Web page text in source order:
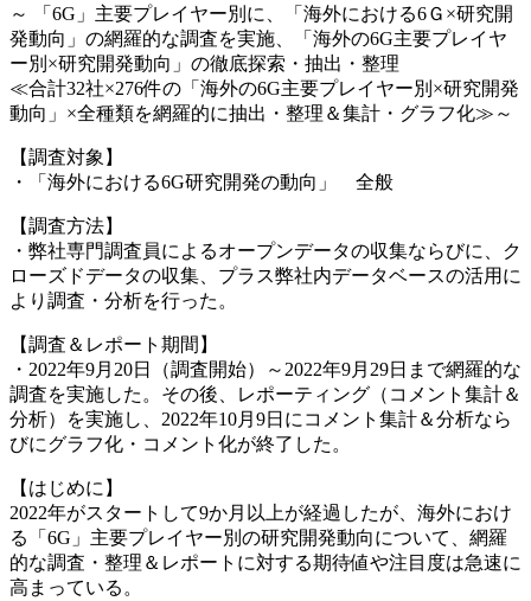
～ 「6G」主要プレイヤー別に、「海外における6Ｇ×研究開
発動向」の網羅的な調査を実施、「海外の6G主要プレイヤ
ー別×研究開発動向」の徹底探索・抽出・整理
≪合計32社×276件の「海外の6G主要プレイヤー別×研究開発
動向」×全種類を網羅的に抽出・整理＆集計・グラフ化≫～
【調査対象】
・「海外における6G研究開発の動向」 全般
【調査方法】
・弊社専門調査員によるオープンデータの収集ならびに、ク
ローズドデータの収集、プラス弊社内データベースの活用に
より調査・分析を行った。
【調査＆レポート期間】
・2022年9月20日（調査開始）～2022年9月29日まで網羅的な
調査を実施した。その後、レポーティング（コメント集計＆
分析）を実施し、2022年10月9日にコメント集計＆分析なら
びにグラフ化・コメント化が終了した。
【はじめに】
2022年がスタートして9か月以上が経過したが、海外におけ
る「6G」主要プレイヤー別の研究開発動向について、網羅
的な調査・整理＆レポートに対する期待値や注目度は急速に
高まっている。